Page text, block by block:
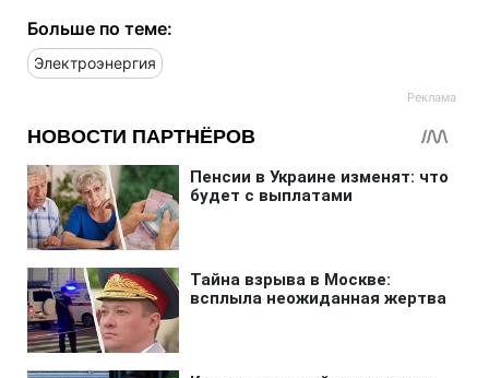
Больше по теме:
Электроэнергия